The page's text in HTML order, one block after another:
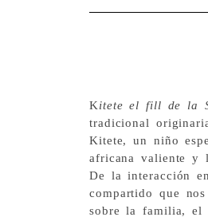
Kitete el fill de la
tradicional
Kitete, un niño
africana valiente y
De la interacción
compartido que
sobre la familia, el